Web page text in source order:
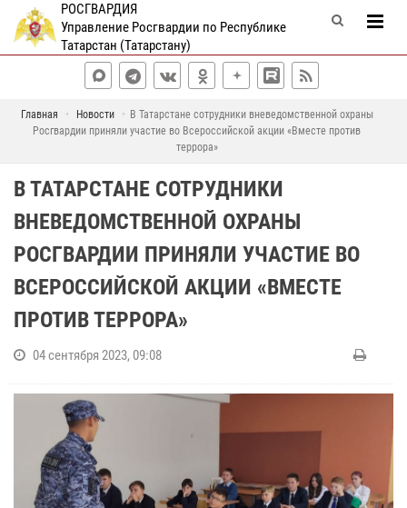
РОСГВАРДИЯ
Управление Росгвардии по Республике
Татарстан (Татарстану)
Главная Новости
В Татарстане сотрудники вневедомственной охраны
Росгвардии приняли участие во Всероссийской акции «Вместе против
террора»
В ТАТАРСТАНЕ СОТРУДНИКИ
ВНЕВЕДОМСТВЕННОЙ ОХРАНЫ
РОСГВАРДИИ ПРИНЯЛИ УЧАСТИЕ ВО
ВСЕРОССИЙСКОЙ АКЦИИ «ВМЕСТЕ
ПРОТИВ ТЕРРОРА»
04 сентября 2023, 09:08